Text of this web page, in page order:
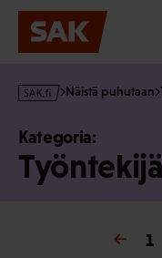
Hyppää
sisältöön
s
k
·
Näistä puhutaan
Kategoria:
« Edellinen
1